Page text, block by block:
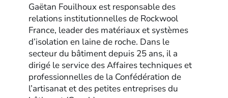
Gaëtan Fouilhoux est responsable des
relations institutionnelles de Rockwool
France, leader des matériaux et systèmes
d’isolation en laine de roche. Dans le
secteur du bâtiment depuis 25 ans, il a
dirigé le service des Affaires techniques et
professionnelles de la Confédération de
l’artisanat et des petites entreprises du